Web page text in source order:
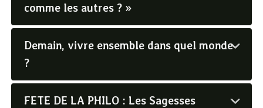
comme les autres ? »
Demain, vivre ensemble dans quel monde
?
FETE DE LA PHILO : Les Sagesses